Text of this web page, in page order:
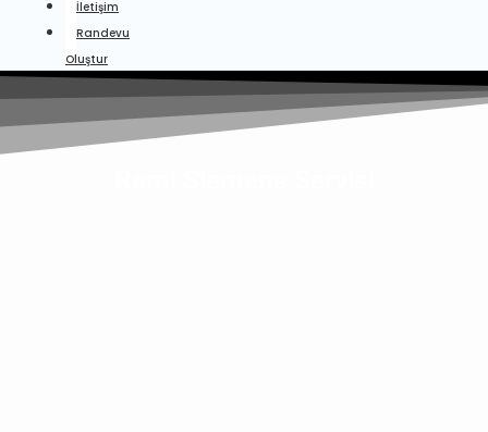
İletişim
Randevu
Oluştur